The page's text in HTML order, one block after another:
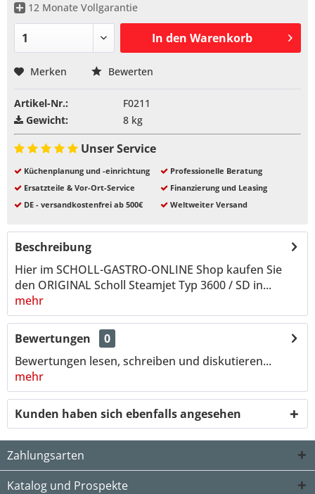
12 Monate Vollgarantie
In den Warenkorb
Merken Bewerten
Artikel-Nr.:
F0211
Gewicht:
8 kg
Unser Service
Küchenplanung und -einrichtung
Professionelle Beratung
Ersatzteile & Vor-Ort-Service
Finanzierung und Leasing
DE - versandkostenfrei ab 500€
Weltweiter Versand
Beschreibung
Hier im SCHOLL-GASTRO-ONLINE Shop kaufen Sie
den ORIGINAL Scholl Steamjet Typ 3600 / SD in...
mehr
Bewertungen
0
Bewertungen lesen, schreiben und diskutieren...
mehr
Kunden haben sich ebenfalls angesehen
Zahlungsarten
Katalog und Prospekte